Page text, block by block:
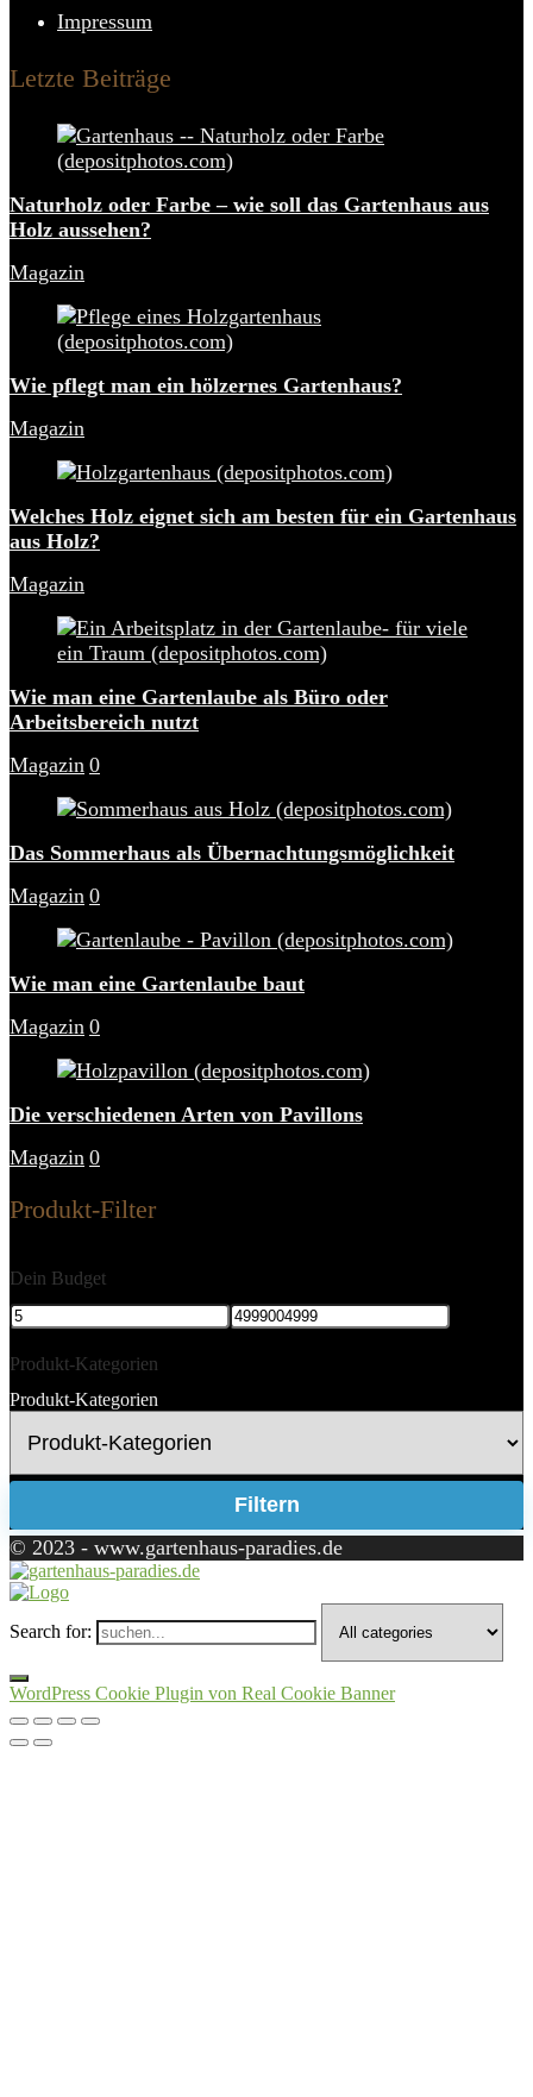
Impressum
Letzte Beiträge
Naturholz oder Farbe – wie soll das Gartenhaus aus
Holz aussehen?
Magazin
Wie pflegt man ein hölzernes Gartenhaus?
Magazin
Welches Holz eignet sich am besten für ein Gartenhaus
aus Holz?
Magazin
Wie man eine Gartenlaube als Büro oder
Arbeitsbereich nutzt
Magazin 0
Das Sommerhaus als Übernachtungsmöglichkeit
Magazin 0
Wie man eine Gartenlaube baut
Magazin 0
Die verschiedenen Arten von Pavillons
Magazin 0
Produkt-Filter
Dein Budget
Produkt-Kategorien
Produkt-Kategorien
Filtern
© 2023 - www.gartenhaus-paradies.de
Search for:
WordPress Cookie Plugin von Real Cookie Banner